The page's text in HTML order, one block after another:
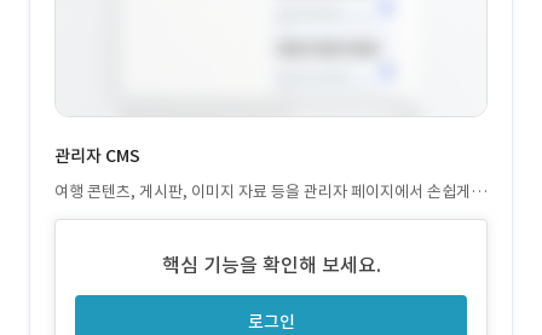
관리자 CMS
여행 콘텐츠, 게시판, 이미지 자료 등을 관리자 페이지에서 손쉽게
등록·수정할 수 있도록 CMS 기반으로 구축
핵심 기능을 확인해 보세요.
로그인